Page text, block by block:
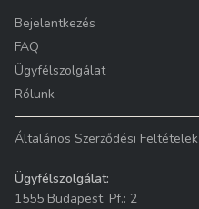
Bejelentkezés
FAQ
Ügyfélszolgálat
Rólunk
Általános Szerződési Feltételek
Ügyfélszolgálat:
1555 Budapest, Pf.: 2